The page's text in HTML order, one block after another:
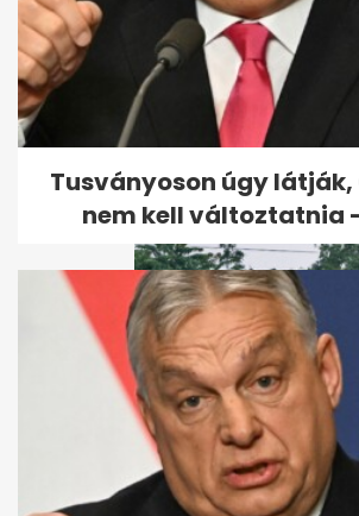
Szabálytalanul
buszt döntött
utassal
Tusványoson úgy
nem kell változtatnia